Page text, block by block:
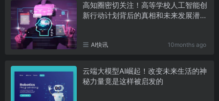
高知圈密切关注！高等学校人工智能创
新行动计划背后的真相和未来发展潜力
AI快讯 10months ago
云端大模型AI崛起！改变未来生活的神
秘力量竟是这样被启发的